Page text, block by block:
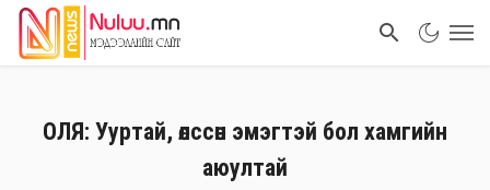
ОЛЯ: Ууртай, өлссөн эмэгтэй бол хамгийн
аюултай